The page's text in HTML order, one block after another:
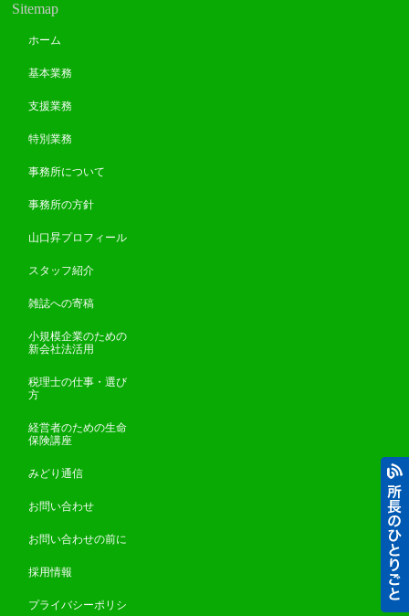
Sitemap
ホーム
基本業務
支援業務
特別業務
事務所について
事務所の方針
山口昇プロフィール
スタッフ紹介
雑誌への寄稿
小規模企業のための
新会社法活用
税理士の仕事・選び
方
経営者のための生命
保険講座
みどり通信
お問い合わせ
お問い合わせの前に
採用情報
プライバシーポリシ